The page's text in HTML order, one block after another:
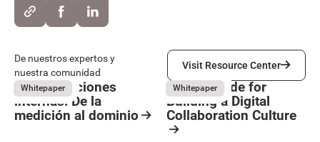
De nuestros expertos y
nuestra comunidad
Visit Resource Center
Visit Resource Center
May 26, 2026
Whitepaper
Comunicaciones
internas: De la
medición al dominio
May 26, 2026
Whitepaper
The IT Guide for
Building a Digital
Collaboration Culture